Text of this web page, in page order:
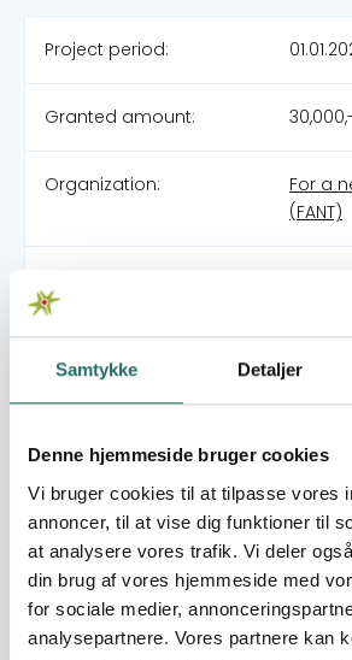
Samtykke Detaljer
Denne hjemmeside bruger cookies
Vi bruger cookies til at tilpasse vores
annoncer, til at vise dig funktioner til
at analysere vores trafik. Vi deler
din brug af vores hjemmeside med
for sociale medier,
analysepartnere. Vores partnere kan
Project period:
Granted amount:
Organization:
For a
(FANT)
and
Goal
Goal
and
Goal
the